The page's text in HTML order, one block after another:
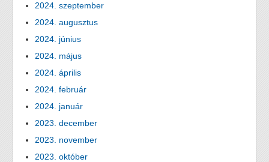
2024. szeptember
2024. augusztus
2024. június
2024. május
2024. április
2024. február
2024. január
2023. december
2023. november
2023. október